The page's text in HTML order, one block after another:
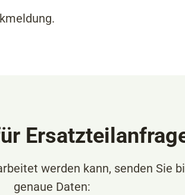
werden kann, senden Sie
genaue Daten: